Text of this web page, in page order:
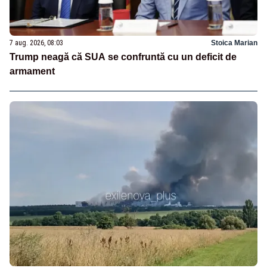
7 aug. 2026, 08:03 Stoica Marian
Trump neagă că SUA se confruntă cu un deficit de
armament